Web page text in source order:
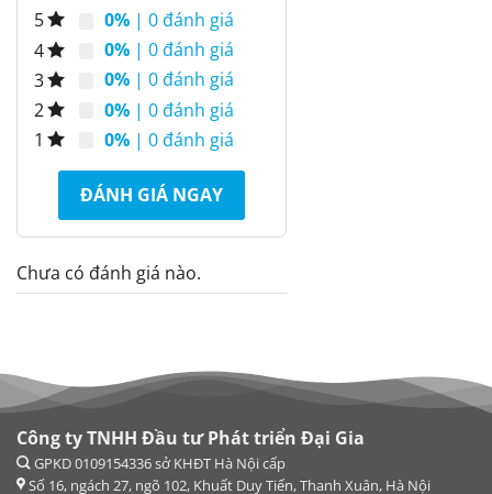
5 0% | 0 đánh giá
4
0% | 0 đánh giá
3
0% | 0 đánh giá
2
0% | 0 đánh giá
1
0% | 0 đánh giá
ĐÁNH GIÁ NGAY
Chưa có đánh giá nào.
Công ty TNHH Đầu tư Phát triển Đại Gia